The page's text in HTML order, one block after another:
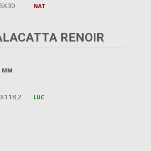
NAT
RENOIR
мм
LUC